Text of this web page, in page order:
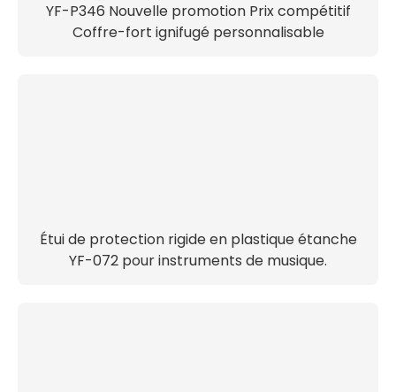
YF-P346 Nouvelle promotion Prix compétitif
Coffre-fort ignifugé personnalisable
Étui de protection rigide en plastique étanche
YF-072 pour instruments de musique.